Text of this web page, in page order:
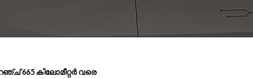
665 കിലോമീറ്റർ വരെ